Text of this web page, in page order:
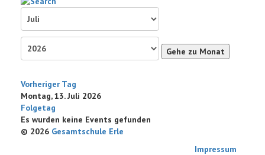
Gehe zu Monat
Vorheriger Tag
Montag, 13. Juli 2026
Folgetag
Es wurden keine Events gefunden
© 2026 Gesamtschule Erle
Impressum